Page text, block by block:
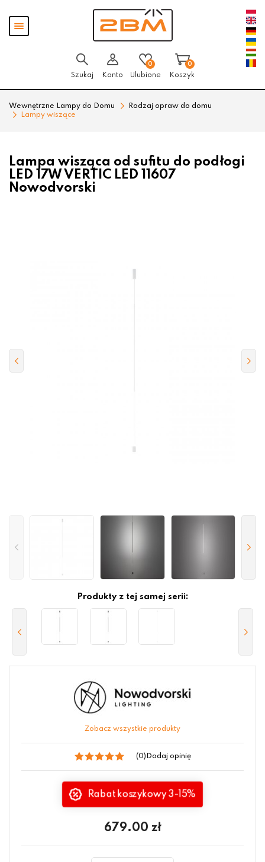
Pokaż
menu
Szukaj Konto
0
Ulubione
0
Koszyk
Wewnętrzne Lampy do Domu
Rodzaj opraw do domu
Lampy wiszące
Lampa wisząca od sufitu do podłogi
LED 17W VERTIC LED 11607
Nowodvorski
Produkty z tej samej serii:
Zobacz wszystkie produkty
(0) Dodaj opinię
Rabat koszykowy 3-15%
679.00 zł